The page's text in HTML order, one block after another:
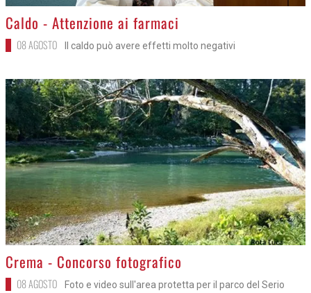
>
Caldo - Attenzione ai farmaci
08 AGOSTO Il caldo può avere effetti molto negativi
>
Crema - Concorso fotografico
08 AGOSTO Foto e video sull'area protetta per il parco del Serio